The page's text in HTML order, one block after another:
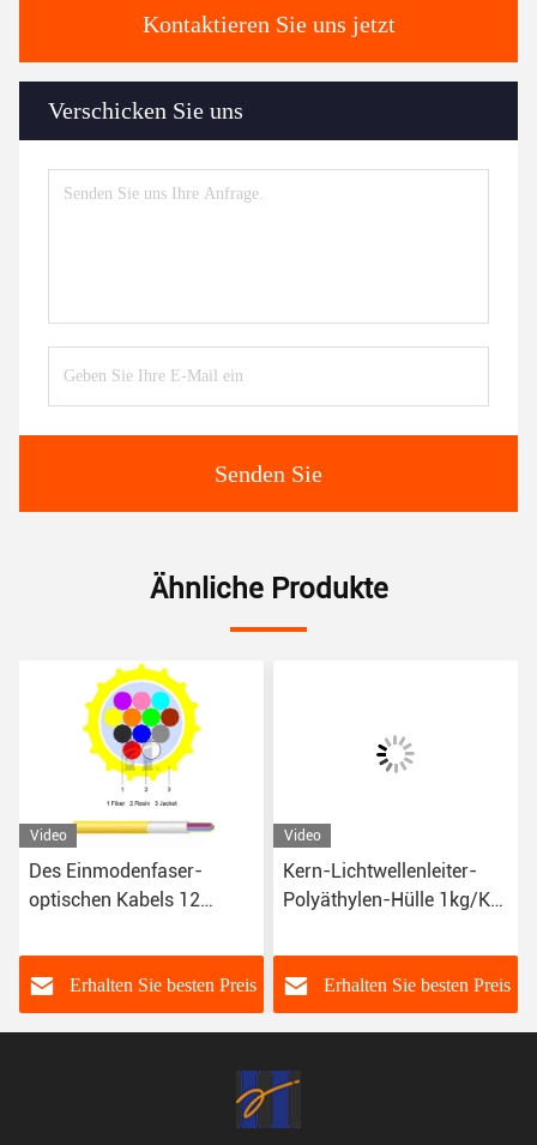
Kontaktieren Sie uns jetzt
Verschicken Sie uns
Senden Sie
Ähnliche Produkte
Video
Des Einmodenfaser-
optischen Kabels 12
ISO9001
Erhalten Sie besten Preis
Video
Kern-Lichtwellenleiter-
Polyäthylen-Hülle 1kg/Km
Erhalten Sie besten Preis